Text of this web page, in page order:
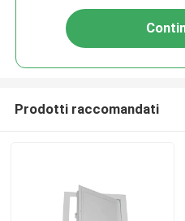
Prodotti raccomandati